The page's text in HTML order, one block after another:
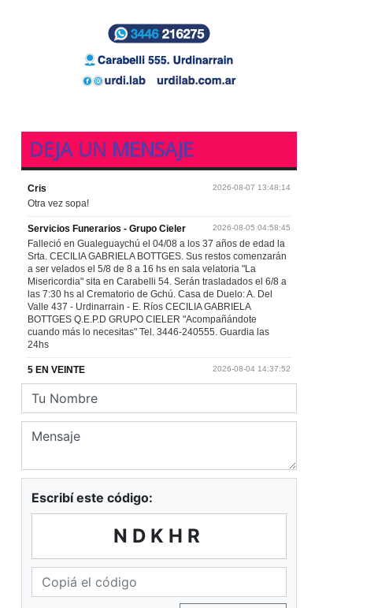
DEJA UN MENSAJE
Escribí este código:
NDKHR